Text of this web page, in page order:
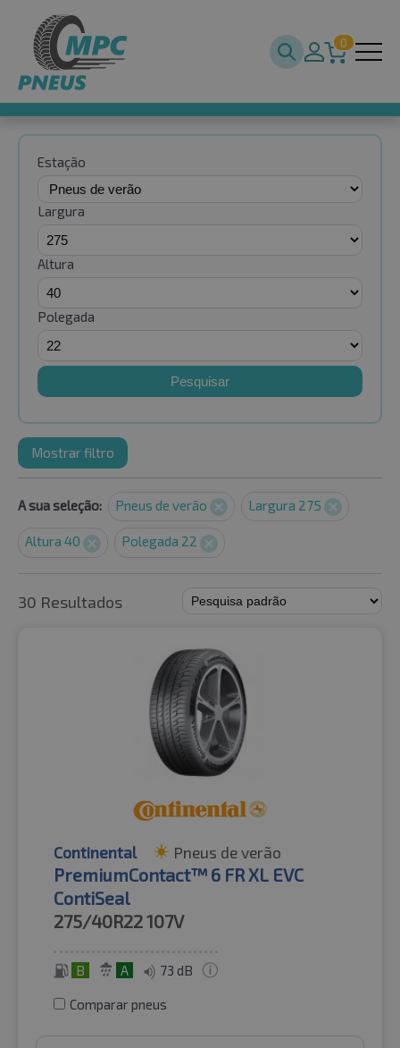
0
Estação
Largura
Altura
Polegada
Pesquisar
Mostrar filtro
A sua seleção: Pneus de verão Largura 275
Altura 40 Polegada 22
30 Resultados
Continental Pneus de verão
PremiumContact™ 6 FR XL EVC
ContiSeal
275/40R22107V
B A 73 dB
Comparar pneus